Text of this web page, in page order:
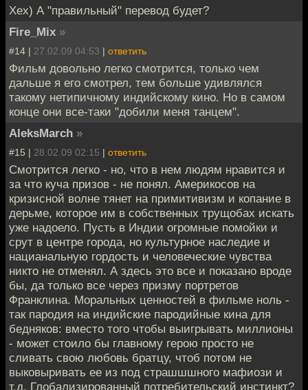
Хех) А "правильный" перевод будет?
Fire_Mix »
#14 | 27.02.09 04:53 | ответить
Фильм довольно легко смотрится, только чем
дальше я его смотрел, тем больше удивлялся
такому нетипичному индийскому кино. Но в самом
конце они все-таки "добили меня танцем".
AleksMarch »
#15 | 28.02.09 02:15 | ответить
Смотрится легко - но, что в нем людям нравится и
за что куча призов - не понял. Америкосов на
кризисной волне тянет на примитивизм и копание в
дерьме, которое им в собственных трущобах искать
уже надоело. Пусть в Индии огромные помойки и
срут в центре города, но культурное наследие и
нацианальную гордость и человеческие чувства
никто не отменял. А здесь это все и показано вроде
бы, да только все через призму портретов
Франклина. Моральных ценностей в фильме ноль -
так пародия на индийские пародийные кина для
бедняков: вместо того чтобы выигрывать миллионы
- может стоило бы главному герою просто не
сливать свою любовь братцу, чтоб потом не
выковыривать ее из под страшшшного мафиози и
т.д. Глобализированный потребительский инстинкт?